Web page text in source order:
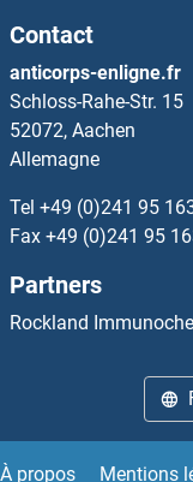
MNS1 Kits ELISA
MNT, MAX
MNX1 Kits ELISA
MOB Kinase
MOB2 Kits ELISA
Contact
anticorps-enligne.fr
Schloss-Rahe-Str. 15
52072, Aachen
Allemagne
Tel +49 (0)241 95
Fax +49 (0)241 95
Partners
Rockland
À propos Mentions